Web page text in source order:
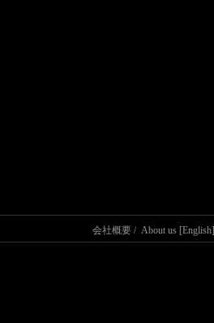
会社概要 / About us [English]